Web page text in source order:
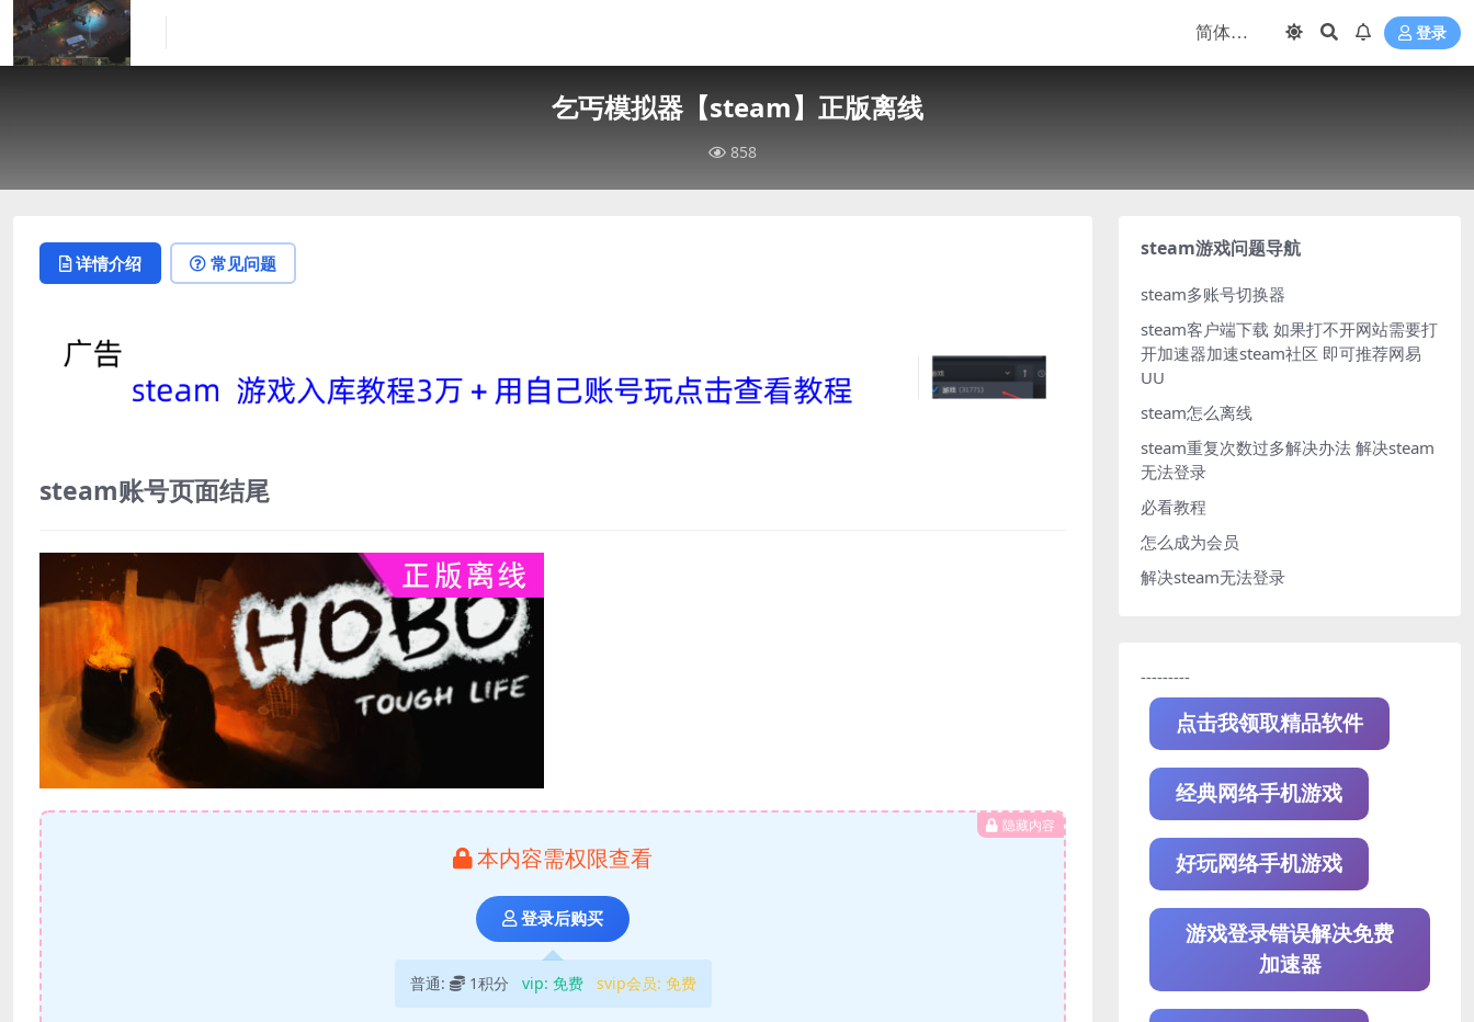
登录
乞丐模拟器【steam】正版离线
858
详情介绍 常见问题
steam账号页面结尾
隐藏内容
本内容需权限查看
登录后购买
普通: 1积分 vip: 免费 svip会员: 免费
steam游戏问题导航
steam多账号切换器
steam客户端下载 如果打不开网站需要打
开加速器加速steam社区 即可推荐网易
UU
steam怎么离线
steam重复次数过多解决办法 解决steam
无法登录
必看教程
怎么成为会员
解决steam无法登录
---------
点击我领取精品软件
经典网络手机游戏
好玩网络手机游戏
游戏登录错误解决免费
加速器